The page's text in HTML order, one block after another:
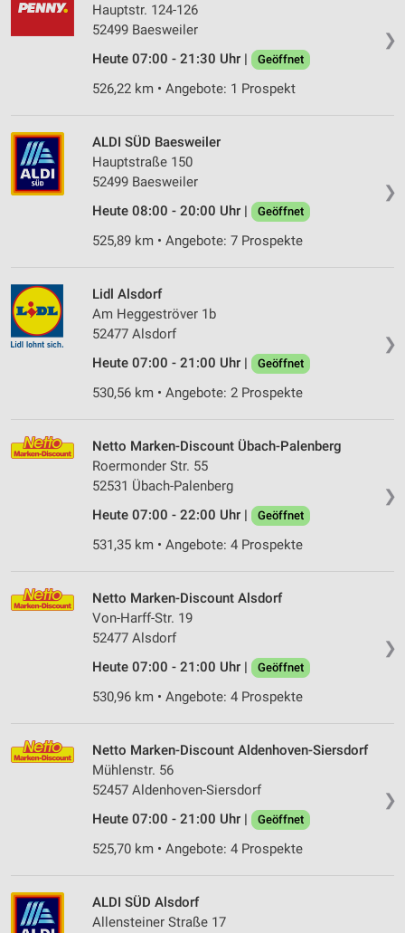
❯
Hauptstr. 124-126
52499 Baesweiler
Heute 07:00 - 21:30 Uhr |
Geöffnet
526,22 km • Angebote: 1 Prospekt
❯
ALDI SÜD Baesweiler
Hauptstraße 150
52499 Baesweiler
Heute 08:00 - 20:00 Uhr |
Geöffnet
525,89 km • Angebote: 7 Prospekte
❯
Lidl Alsdorf
Am Heggeströver 1b
52477 Alsdorf
Heute 07:00 - 21:00 Uhr |
Geöffnet
530,56 km • Angebote: 2 Prospekte
❯
Netto Marken-Discount Übach-Palenberg
Roermonder Str. 55
52531 Übach-Palenberg
Heute 07:00 - 22:00 Uhr |
Geöffnet
531,35 km • Angebote: 4 Prospekte
❯
Netto Marken-Discount Alsdorf
Von-Harff-Str. 19
52477 Alsdorf
Heute 07:00 - 21:00 Uhr |
Geöffnet
530,96 km • Angebote: 4 Prospekte
❯
Netto Marken-Discount Aldenhoven-Siersdorf
Mühlenstr. 56
52457 Aldenhoven-Siersdorf
Heute 07:00 - 21:00 Uhr |
Geöffnet
525,70 km • Angebote: 4 Prospekte
ALDI SÜD Alsdorf
Allensteiner Straße 17